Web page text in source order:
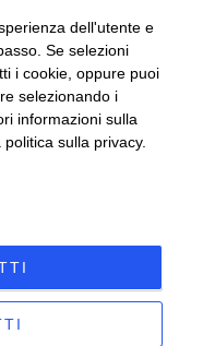
Legali|Sitemap
GERMAN
PORTUGUESE
SPANISH
dell'utente e
Se selezioni
i cookie, oppure puoi
selezionando i
informazioni sulla
sulla privacy.